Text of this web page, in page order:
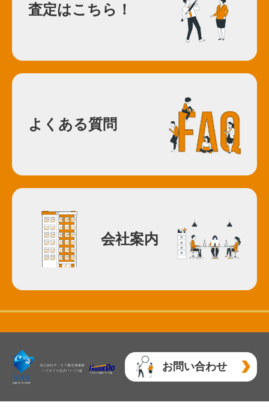
査定はこちら！
よくある質問
会社案内
お問い合わせ